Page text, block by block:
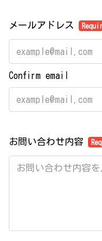
メールアドレス
Confirm email
お問い合わせ内容